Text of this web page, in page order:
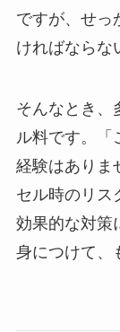
ですが、せっ
ければならな
そんなとき、
ル料です。「
経験はありま
セル時のリス
効果的な対策
身につけて、